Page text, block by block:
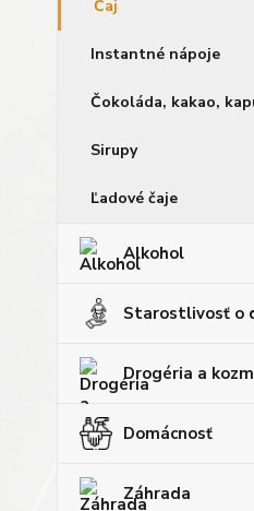
Čaj
Instantné nápoje
Čokoláda, kakao,
Sirupy
Ľadové čaje
Alkohol
Starostlivosť o
Drogéria a
Domácnosť
Záhrada